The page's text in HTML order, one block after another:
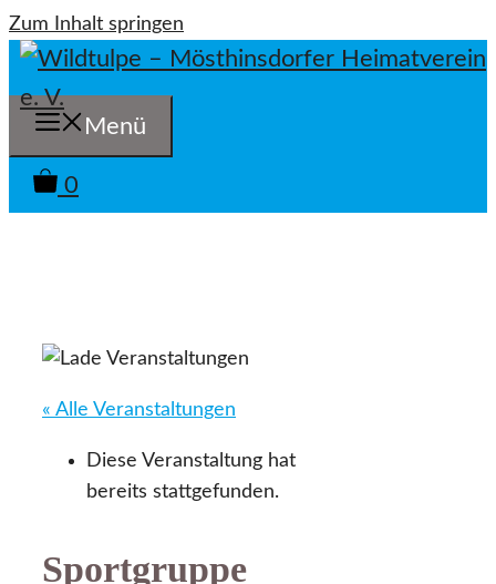
Zum Inhalt springen
Menü
0
« Alle Veranstaltungen
Diese Veranstaltung hat
bereits stattgefunden.
Sportgruppe